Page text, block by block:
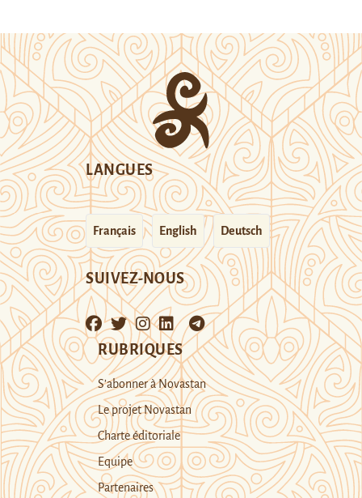
LANGUES
Français English Deutsch
SUIVEZ-NOUS
RUBRIQUES
S’abonner à Novastan
Le projet Novastan
Charte éditoriale
Equipe
Partenaires